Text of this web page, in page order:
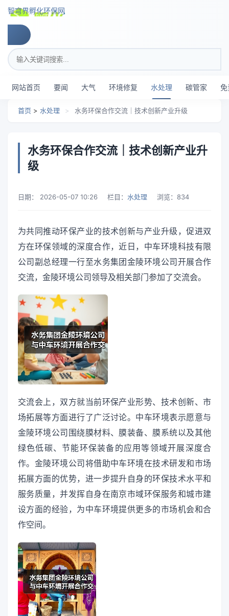
智穹界孵化环保网
搜索关键词
网站首页 要闻 大气 环境修复 水处理 碳管家 免
首页 > 水处理 > 水务环保合作交流｜技术创新产业升级
水务环保合作交流｜技术创新产业升
级
日期： 2026-05-07 10:26 栏目： 水处理 浏览： 834
为共同推动环保产业的技术创新与产业升级，促进双
方在环保领域的深度合作，近日，中车环境科技有限
公司副总经理一行至水务集团金陵环境公司开展合作
交流，金陵环境公司领导及相关部门参加了交流会。
交流会上，双方就当前环保产业形势、技术创新、市
场拓展等方面进行了广泛讨论。中车环境表示愿意与
金陵环境公司围绕膜材料、膜装备、膜系统以及其他
绿色低碳、节能环保装备的应用等领域开展深度合
作。金陵环境公司将借助中车环境在技术研发和市场
拓展方面的优势，进一步提升自身的环保技术水平和
服务质量，并发挥自身在南京市域环保服务和城市建
设方面的经验，为中车环境提供更多的市场机会和合
作空间。